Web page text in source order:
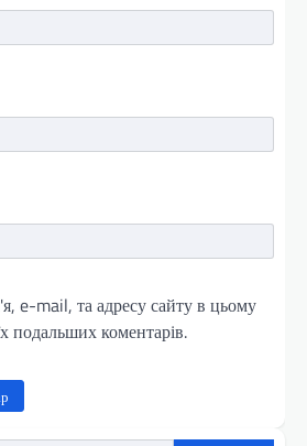
e-mail, та адресу сайту в цьому
подальших коментарів.